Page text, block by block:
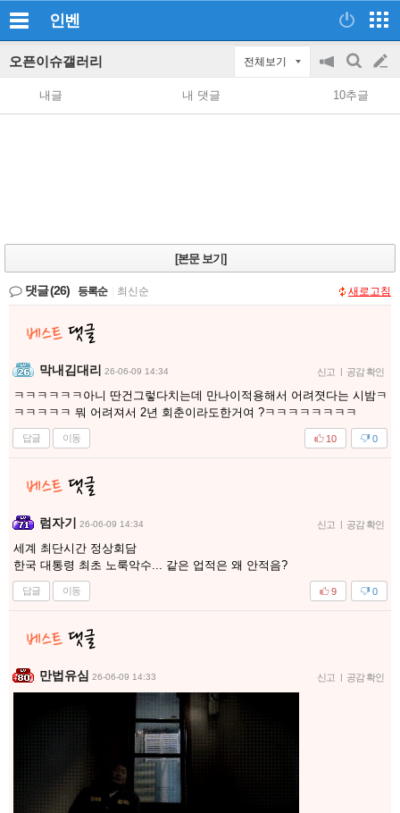
인벤
오픈이슈갤러리 전체보기
공
지
on/off
검
색
글
쓰
내글 내 댓글 10추글
[본문 보기]
댓글(26) 등록순 최신순 새로고침
막내김대리 26-06-09 14:34 신고 | 공감 확인
ㅋㅋㅋㅋㅋㅋ아니 딴건그렇다치는데 만나이적용해서 어려졋다는 시밤ㅋ
ㅋㅋㅋㅋㅋ 뭐 어려져서 2년 회춘이라도한거여 ?ㅋㅋㅋㅋㅋㅋㅋㅋ
답글 이동 0
10
럼자기 26-06-09 14:34 신고 | 공감 확인
세계 최단시간 정상회담
한국 대통령 최초 노룩악수... 같은 업적은 왜 안적음?
답글 이동 0
9
만법유심 26-06-09 14:33 신고 | 공감 확인